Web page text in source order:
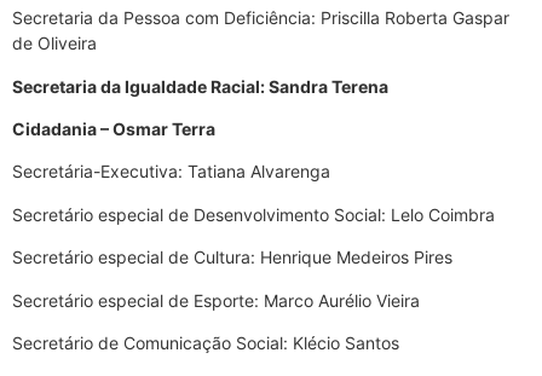
Secretaria da Pessoa com Deficiência: Priscilla Roberta Gaspar
de Oliveira
Secretaria da Igualdade Racial: Sandra Terena
Cidadania – Osmar Terra
Secretária-Executiva: Tatiana Alvarenga
Secretário especial de Desenvolvimento Social: Lelo Coimbra
Secretário especial de Cultura: Henrique Medeiros Pires
Secretário especial de Esporte: Marco Aurélio Vieira
Secretário de Comunicação Social: Klécio Santos